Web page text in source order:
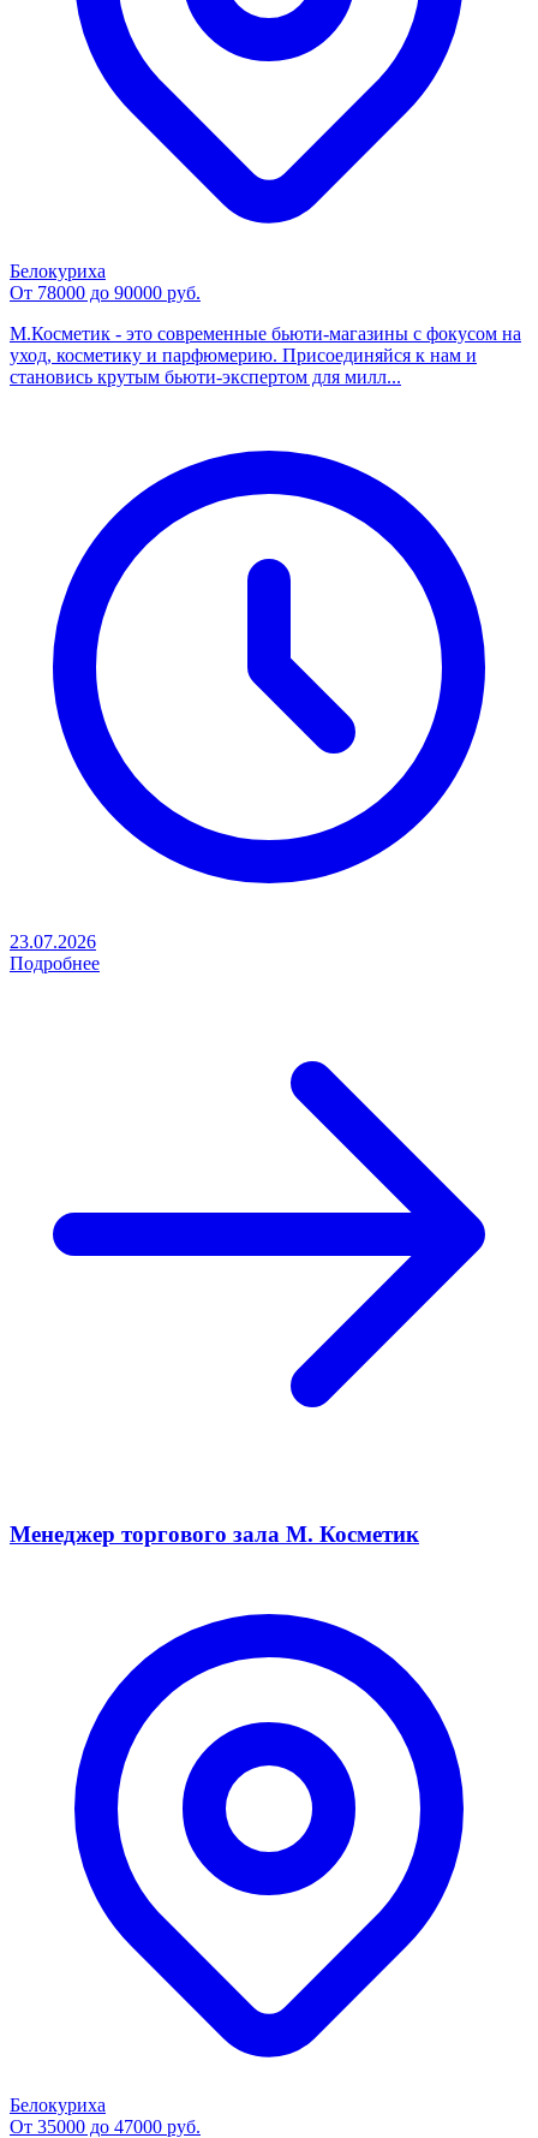
Белокуриха
От 78000 до 90000 руб.
М.Косметик - это современные бьюти-магазины с фокусом на
уход, косметику и парфюмерию. Присоединяйся к нам и
становись крутым бьюти-экспертом для милл...
23.07.2026
Подробнее
Менеджер торгового зала М. Косметик
Белокуриха
От 35000 до 47000 руб.